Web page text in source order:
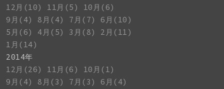
12月(10)
11月(5)
10月(6)
9月(4)
8月(4) 7月(7)
6月(10)
5月(6)
4月(5) 3月(8)
2月(11)
1月(14)
2014年
12月(26)
11月(6)
10月(1)
9月(4)
8月(3) 7月(3)
6月(4)